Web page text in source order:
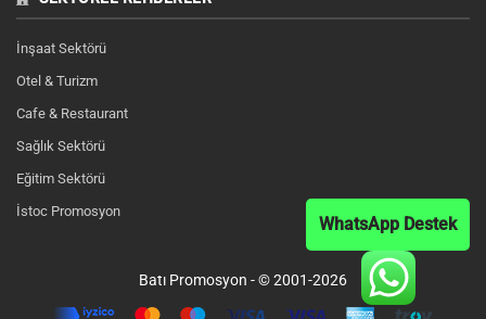
WhatsApp Destek
İnşaat Sektörü
Otel & Turizm
Cafe & Restaurant
Sağlık Sektörü
Eğitim Sektörü
İstoc Promosyon
Batı Promosyon - © 2001-2026